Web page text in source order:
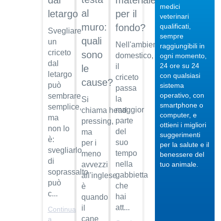
letargo
Svegliare
un
criceto
dal
letargo
può
sembrare
semplice,
ma
non lo
è:
svegliarlo
di
soprassalto
può
c...
Continua
a
al
muro:
quali
sono
le
cause?
Si
chiama head
pressing,
ma
per i
meno
avvezzi
all'inglese
è
quando
il
cane
per il
fondo?
Nell'ambiente
domestico,
il
criceto
passa
la
maggior
parte
del
suo
tempo
nella
gabbietta
che
hai
att...
medici
veterinari
qualificati,
sempre
raggiungibili in
ogni momento,
24 ore su 24
con qualsiasi
sistema
operativo, con
smartphone o
computer, e
ottieni i migliori
suggerimenti
per la salute e il
benessere del
tuo animale.
04/10/
Veterinario
di
Maurizio
Albano
Guarda
il video
04/10/
Regalare